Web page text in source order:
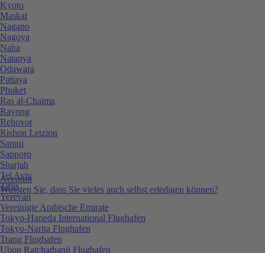
Account
Wussten Sie, dass Sie vieles auch selbst erledigen können?
Kyoto
Maskat
Nagano
Nagoya
Naha
Natanya
Odawara
Pattaya
Phuket
Ras al-Chaima
Rayong
Rehovot
Rishon Letzion
Samui
Sapporo
Sharjah
Tel Aviv
Tiflis
Yerevan
Vereinigte Arabische Emirate
Tokyo-Haneda International Flughafen
Tokyo-Narita Flughafen
Trang Flughafen
Ubon Ratchathanii Flughafen